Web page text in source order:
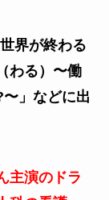
界が終わる
わる）〜働
」などに出
主演のドラ